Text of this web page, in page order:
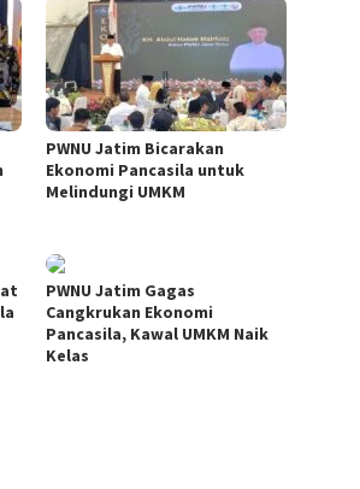
PWNU Jatim Bicarakan
Ekonomi Pancasila untuk
Melindungi UMKM
PWNU Jatim Gagas
Cangkrukan Ekonomi
Pancasila, Kawal UMKM Naik
Kelas